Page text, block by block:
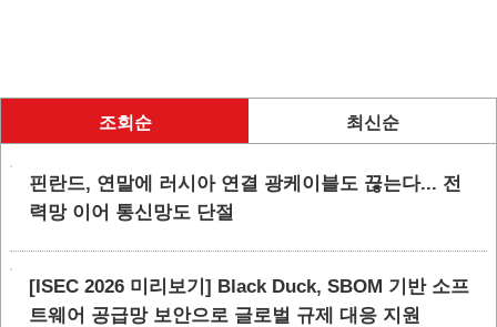
조회순 최신순
핀란드, 연말에 러시아 연결 광케이블도 끊는다... 전
력망 이어 통신망도 단절
[ISEC 2026 미리보기] Black Duck, SBOM 기반 소프
트웨어 공급망 보안으로 글로벌 규제 대응 지원